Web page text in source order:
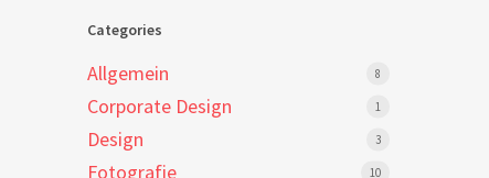
Categories
Allgemein 8
Corporate Design 1
Design 3
Fotografie 10